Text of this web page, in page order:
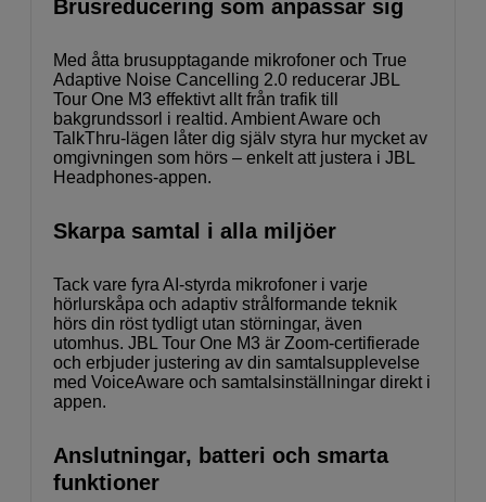
Brusreducering som anpassar sig
Med åtta brusupptagande mikrofoner och True
Adaptive Noise Cancelling 2.0 reducerar JBL
Tour One M3 effektivt allt från trafik till
bakgrundssorl i realtid. Ambient Aware och
TalkThru-lägen låter dig själv styra hur mycket av
omgivningen som hörs – enkelt att justera i JBL
Headphones-appen.
Skarpa samtal i alla miljöer
Tack vare fyra AI-styrda mikrofoner i varje
hörlurskåpa och adaptiv strålformande teknik
hörs din röst tydligt utan störningar, även
utomhus. JBL Tour One M3 är Zoom-certifierade
och erbjuder justering av din samtalsupplevelse
med VoiceAware och samtalsinställningar direkt i
appen.
Anslutningar, batteri och smarta
funktioner